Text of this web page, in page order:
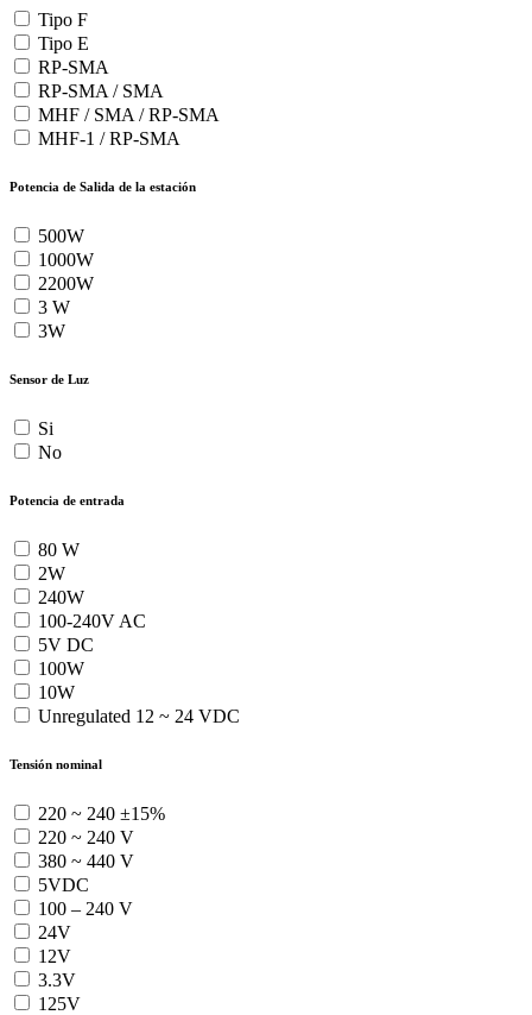
Tipo F
Tipo E
RP-SMA
RP-SMA / SMA
MHF / SMA / RP-SMA
MHF-1 / RP-SMA
Potencia de Salida de la estación
500W
1000W
2200W
3 W
3W
Sensor de Luz
Si
No
Potencia de entrada
80 W
2W
240W
100-240V AC
5V DC
100W
10W
Unregulated 12 ~ 24 VDC
Tensión nominal
220 ~ 240 ±15%
220 ~ 240 V
380 ~ 440 V
5VDC
100 – 240 V
24V
12V
3.3V
125V